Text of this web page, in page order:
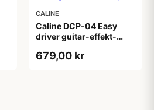
CALINE
Caline DCP-04 Easy
driver guitar-effekt-
679,00 kr